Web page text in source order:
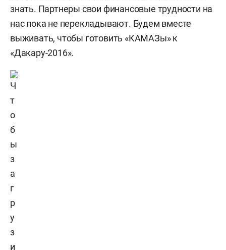
знать. Партнеры свои финансовые трудности на
нас пока не перекладывают. Будем вместе
выживать, чтобы готовить «КАМАЗы» к
«Дакару-2016».